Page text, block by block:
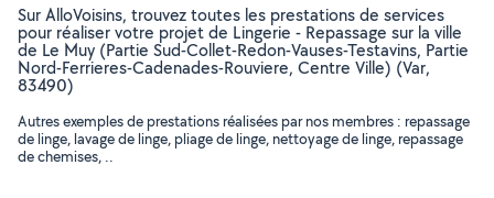
Sur AlloVoisins, trouvez toutes les prestations de services
pour réaliser votre projet de Lingerie - Repassage sur la ville
de Le Muy (Partie Sud-Collet-Redon-Vauses-Testavins, Partie
Nord-Ferrieres-Cadenades-Rouviere, Centre Ville) (Var,
83490)
Autres exemples de prestations réalisées par nos membres : repassage
de linge, lavage de linge, pliage de linge, nettoyage de linge, repassage
de chemises, ..